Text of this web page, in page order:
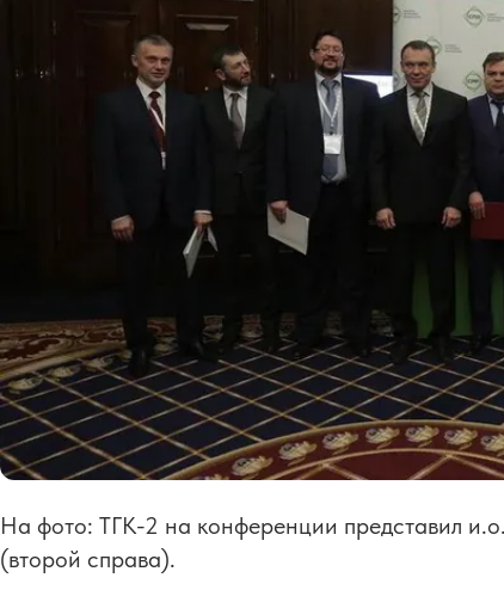
На фото: ТГК-2 на конференции представил
(второй справа).